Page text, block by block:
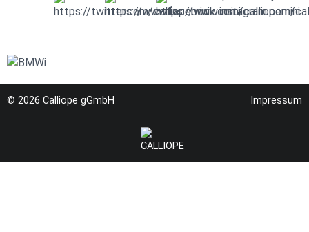
© 2026 Calliope gGmbH Impressum